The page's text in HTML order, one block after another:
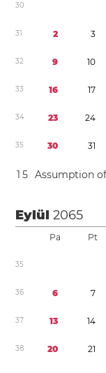
30
31 2 3
32 9 10
33 16 17
34 23 24
35 30 31
1 5 Assumption
Eylül2065
Pa Pt
35
36 6 7
37 13 14
38 20 21